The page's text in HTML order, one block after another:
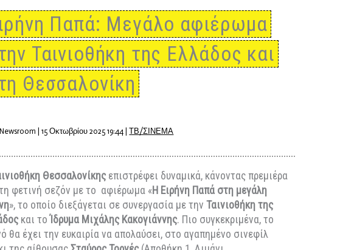
Ειρήνη Παπά: Μεγάλο αφιέρωμα
στην Ταινιοθήκη της Ελλάδος και
στη Θεσσαλονίκη
ΑπόNewsroom|15 Οκτωβρίου 2025 19:44 |ΤΒ/ΣΙΝΕΜΑ
HΤαινιοθήκη Θεσσαλονίκηςεπιστρέφει δυναμικά, κάνοντας πρεμιέρα
για τη φετινή σεζόν με το αφιέρωμα «H Ειρήνη Παπά στη μεγάλη